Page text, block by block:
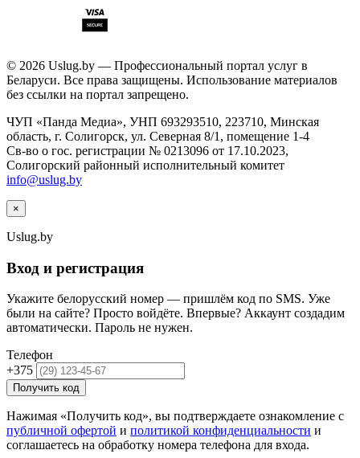
© 2026 Uslug.by — Профессиональный портал услуг в
Беларуси. Все права защищены. Использование материалов
без ссылки на портал запрещено.
ЧУП «Панда Медиа», УНП 693293510, 223710, Минская
область, г. Солигорск, ул. Северная 8/1, помещение 1-4
Св-во о гос. регистрации № 0213096 от 17.10.2023,
Солигорский районный исполнительный комитет
info@uslug.by
×
Uslug.by
Вход и регистрация
Укажите белорусский номер — пришлём код по SMS. Уже
были на сайте? Просто войдёте. Впервые? Аккаунт создадим
автоматически. Пароль не нужен.
Телефон
+375
Получить код
Нажимая «Получить код», вы подтверждаете ознакомление с
публичной офертой и политикой конфиденциальности и
соглашаетесь на обработку номера телефона для входа.